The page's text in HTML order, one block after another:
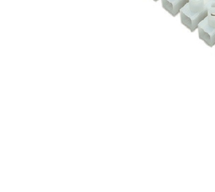
Tub Neon Fluorescent (Clasic)